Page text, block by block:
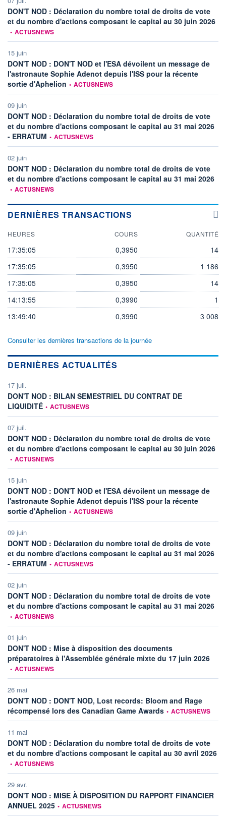
DON'T NOD : Déclaration du nombre total de droits de vote
et du nombre d'actions composant le capital au 30 juin 2026
• ACTUSNEWS
15 juin
DON'T NOD : DON'T NOD et l'ESA dévoilent un message de
l'astronaute Sophie Adenot depuis l'ISS pour la récente
sortie d'Aphelion information fournie par
• ACTUSNEWS
09 juin
DON'T NOD : Déclaration du nombre total de droits de vote
et du nombre d'actions composant le capital au 31 mai 2026
- ERRATUM information fournie par
• ACTUSNEWS
02 juin
DON'T NOD : Déclaration du nombre total de droits de vote
et du nombre d'actions composant le capital au 31 mai 2026
• ACTUSNEWS
DERNIÈRES TRANSACTIONS
HEURES COURS QUANTITÉ
17:35:05 0,3950
14
17:35:05
0,3950
1 186
17:35:05
0,3950
14
14:13:55
0,3990
1
13:49:40
0,3990 3 008
Consulter les dernières transactions de la journée
DERNIÈRES ACTUALITÉS
17 juil.
DON'T NOD : BILAN SEMESTRIEL DU CONTRAT DE
LIQUIDITÉinformation fournie par
• ACTUSNEWS
07 juil.
DON'T NOD : Déclaration du nombre total de droits de vote
et du nombre d'actions composant le capital au 30 juin 2026
• ACTUSNEWS
15 juin
DON'T NOD : DON'T NOD et l'ESA dévoilent un message de
l'astronaute Sophie Adenot depuis l'ISS pour la récente
sortie d'Aphelion information fournie par
• ACTUSNEWS
09 juin
DON'T NOD : Déclaration du nombre total de droits de vote
et du nombre d'actions composant le capital au 31 mai 2026
- ERRATUM information fournie par
• ACTUSNEWS
02 juin
DON'T NOD : Déclaration du nombre total de droits de vote
et du nombre d'actions composant le capital au 31 mai 2026
• ACTUSNEWS
01 juin
DON'T NOD : Mise à disposition des documents
préparatoires à l'Assemblée générale mixte du 17 juin 2026
• ACTUSNEWS
26 mai
DON'T NOD : DON'T NOD, Lost records: Bloom and Rage
récompensé lors des Canadian Game Awards information fournie par
• ACTUSNEWS
11 mai
DON'T NOD : Déclaration du nombre total de droits de vote
et du nombre d'actions composant le capital au 30 avril 2026
• ACTUSNEWS
29 avr.
DON'T NOD : MISE À DISPOSITION DU RAPPORT FINANCIER
ANNUEL 2025 information fournie par
• ACTUSNEWS